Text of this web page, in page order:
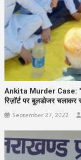
Ankita Murder Case:
रिज़ॉर्ट पर बुलडोजर
September 27, 2022